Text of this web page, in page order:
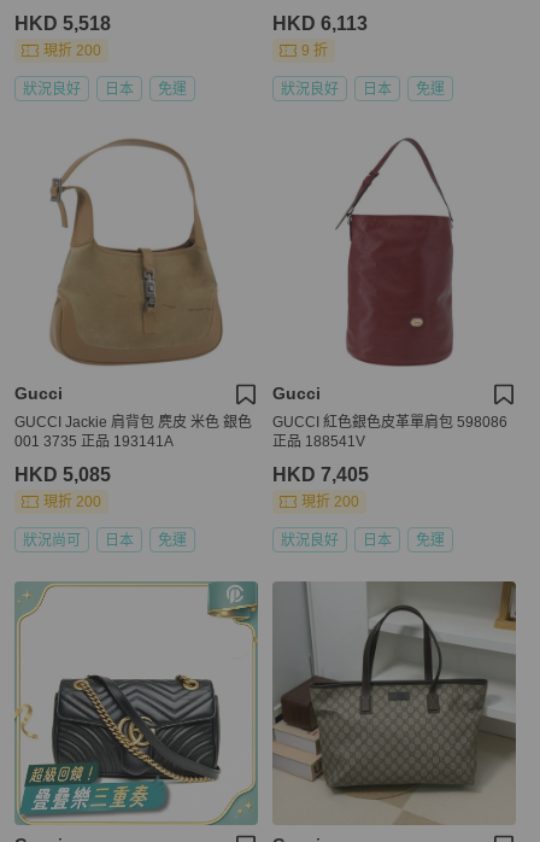
HKD 5,518
現折 200
狀況良好 日本 免運
HKD 6,113
9 折
狀況良好 日本 免運
Gucci
GUCCI Jackie 肩背包 麂皮 米色 銀色
001 3735 正品 193141A
HKD 5,085
現折 200
狀況尚可 日本 免運
Gucci
GUCCI 紅色銀色皮革單肩包 598086
正品 188541V
HKD 7,405
現折 200
狀況良好 日本 免運